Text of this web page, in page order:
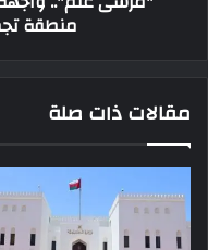
منطقة
مقالات ذات صلة